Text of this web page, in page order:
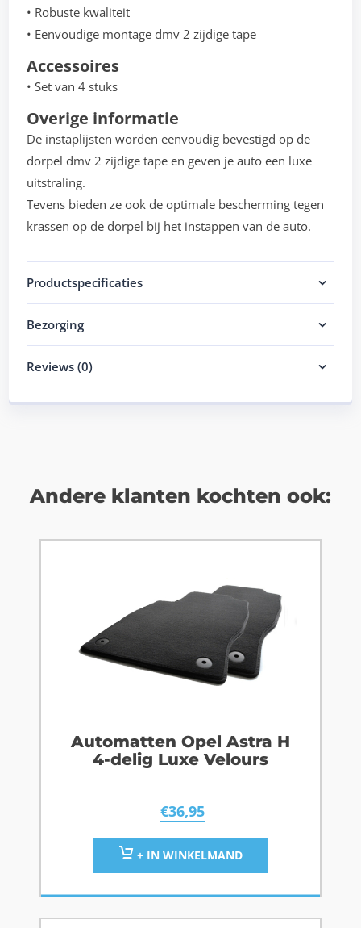
• Robuste kwaliteit
• Eenvoudige montage dmv 2 zijdige tape
Accessoires
• Set van 4 stuks
Overige informatie
De instaplijsten worden eenvoudig bevestigd op de
dorpel dmv 2 zijdige tape en geven je auto een luxe
uitstraling.
Tevens bieden ze ook de optimale bescherming tegen
krassen op de dorpel bij het instappen van de auto.
Productspecificaties
Bezorging
Reviews (0)
Andere klanten kochten ook:
Automatten Opel Astra H
4-delig Luxe Velours
€36,95
+ IN WINKELMAND